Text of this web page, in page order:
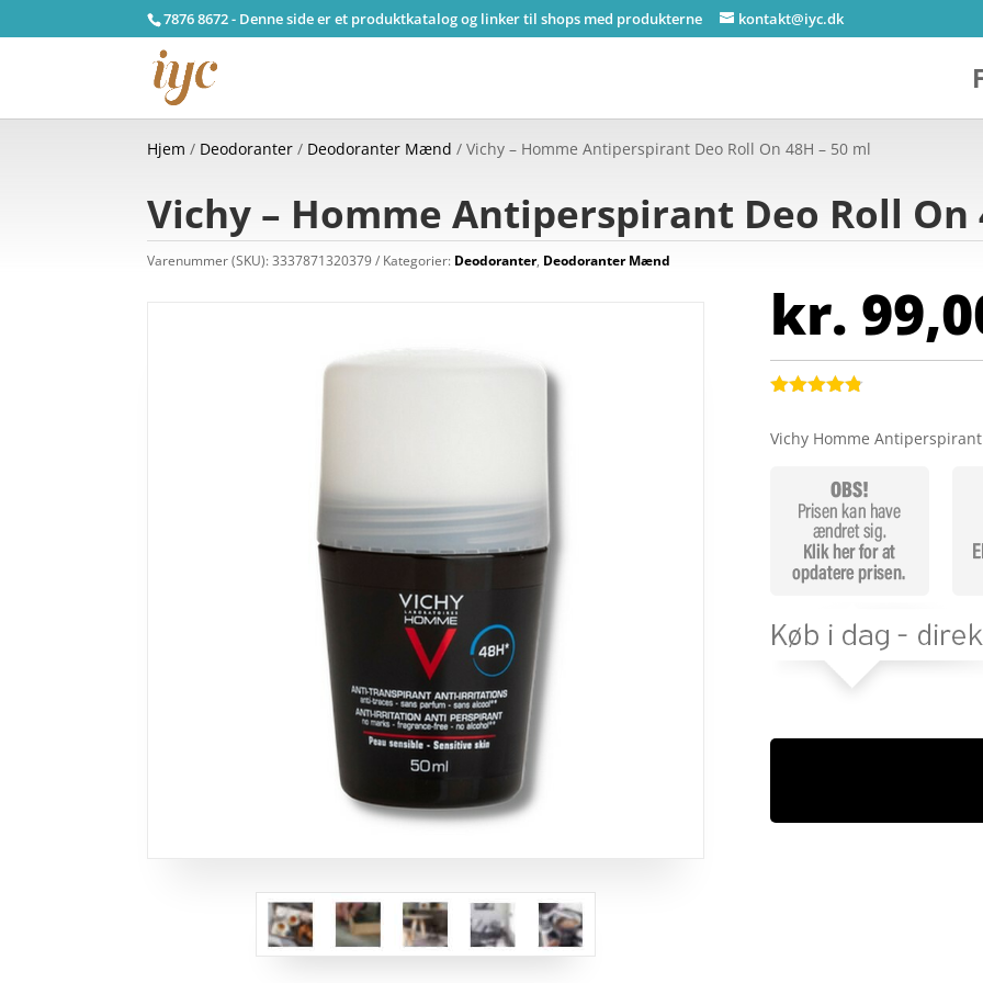
7876 8672 - Denne side er et produktkatalog og linker til shops med produkterne kontakt@iyc.dk
Hjem / Deodoranter / Deodoranter Mænd / Vichy – Homme Antiperspirant Deo Roll On 48H – 50 ml
Vichy – Homme Antiperspirant Deo Roll On
Varenummer (SKU):3337871320379 Kategorier: Deodoranter, Deodoranter Mænd
kr.
ud af 5
kundebedøm
Vichy Homme